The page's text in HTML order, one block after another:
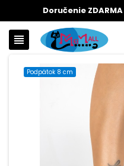
Doručenie ZDARMA
view_headline
Podpätok 8 cm